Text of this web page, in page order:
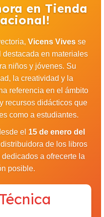
en Tienda
Vicens Vives se
en materiales
niños y jóvenes. Su
la creatividad y la
referencia en el ámbito
recursos didácticos que
como a estudiantes.
el 15 de enero del
de los libros
a ofrecerte la
posible.